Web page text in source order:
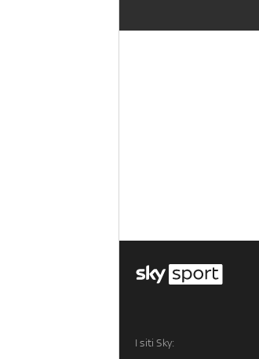
I siti Sky: